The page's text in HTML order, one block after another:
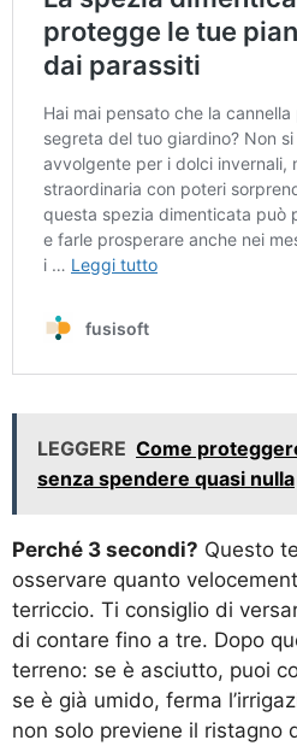
LEGGERE Come
senza spendere quasi nulla
Perché 3 secondi? Questo
osservare quanto
terriccio. Ti consiglio di
di contare fino a tre. Dopo
terreno: se è asciutto, puoi
se è già umido, ferma
non solo previene il ristagno